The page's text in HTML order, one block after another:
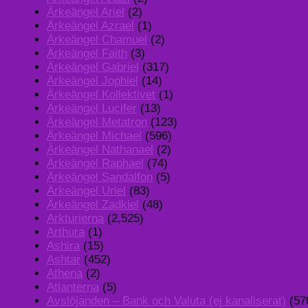
Ärkeängel Ariel (2)
Ärkeängel Azrael (1)
Ärkeängel Chamuel (2)
Ärkeängel Faith (3)
Ärkeängel Gabriel (317)
Ärkeängel Jophiel (14)
Ärkeängel Kollektivet (1)
Ärkeängel Lucifer (13)
Ärkeängel Metatron (123)
Ärkeängel Michael (596)
Ärkeängel Nathanael (2)
Ärkeängel Raphael (74)
Ärkeängel Sandalfon (5)
Ärkeängel Uriel (83)
Ärkeängel Zadkiel (48)
Arkturierna (2,525)
Arthura (1)
Ashira (15)
Ashtar (452)
Athena (2)
Atlanterna (5)
Avslöjanden – Bank och Valuta (ej kanaliserat)